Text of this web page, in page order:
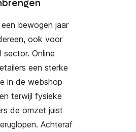
bewogen jaar
ook voor
sector. Online
een sterke
in de webshop
terwijl fysieke
de omzet juist
Achteraf